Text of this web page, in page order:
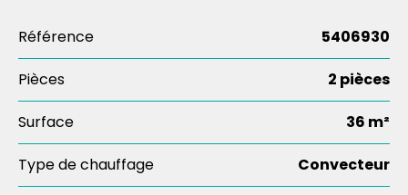
Référence 5406930
Pièces 2 pièces
Surface 36 m²
Type de chauffage Convecteur